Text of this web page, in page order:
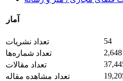
آمار
تعداد نشریات
54
تعداد شماره‌ها
2,648
تعداد مقالات
تعداد مشاهده مقاله